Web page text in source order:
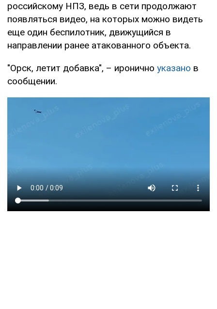
российскому НПЗ, ведь в сети продолжают
появляться видео, на которых можно видеть
еще один беспилотник, движущийся в
направлении ранее атакованного объекта.
"Орск, летит добавка", – иронично указано в
сообщении.